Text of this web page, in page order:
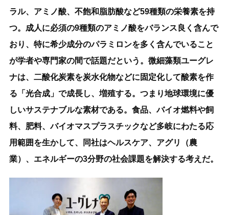
ラル、アミノ酸、不飽和脂肪酸など59種類の栄養素を持
つ。成人に必須の9種類のアミノ酸をバランス良く含んで
おり、特に希少成分のパラミロンを多く含んでいること
が学者や専門家の間で話題だという。微細藻類ユーグレ
ナは、二酸化炭素を炭水化物などに固定化して酸素を作
る「光合成」で成長し、増殖する。つまり地球環境に優
しいサステナブルな素材である。食品、バイオ燃料や飼
料、肥料、バイオマスプラスチックなど多岐にわたる応
用範囲を生かして、同社はヘルスケア、アグリ（農
業）、エネルギーの3分野の社会課題を解決する考えだ。